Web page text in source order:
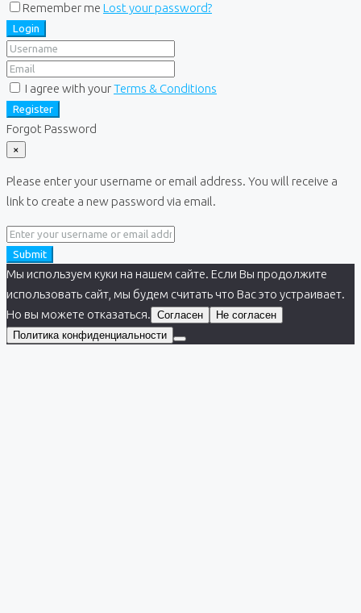
Remember me Lost your password?
Login
I agree with yourTerms & Conditions
Register
Forgot Password
×
Please enter your username or email address. You will receive a
link to create a new password via email.
Submit
Мы используем куки на нашем сайте. Если Вы продолжите
использовать сайт, мы будем считать что Вас это устраивает.
Но вы можете отказаться. Согласен
Не согласен
Политика конфиденциальности